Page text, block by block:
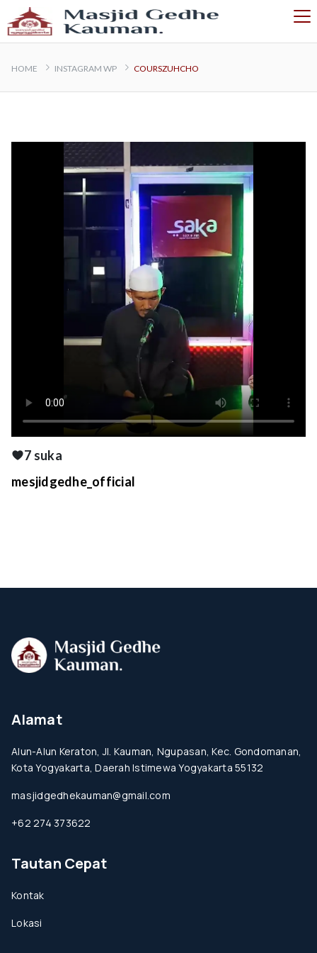
HOME INSTAGRAM WP COURSZUHCHO
7 suka
mesjidgedhe_official
Alamat
Alun-Alun Keraton, Jl. Kauman, Ngupasan, Kec. Gondomanan,
Kota Yogyakarta, Daerah Istimewa Yogyakarta 55132
masjidgedhekauman@gmail.com
+62 274 373622
Tautan Cepat
Kontak
Lokasi